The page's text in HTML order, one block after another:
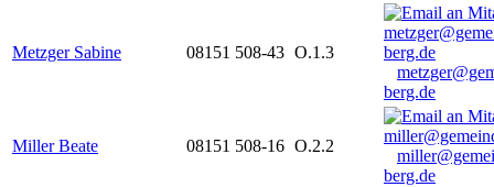
Metzger Sabine 08151 508-43 O.1.3
berg.de
Miller Beate 08151 508-16 O.2.2
berg.de